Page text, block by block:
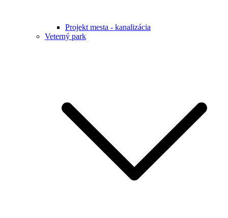
Projekt mesta - kanalizácia
Veterný park